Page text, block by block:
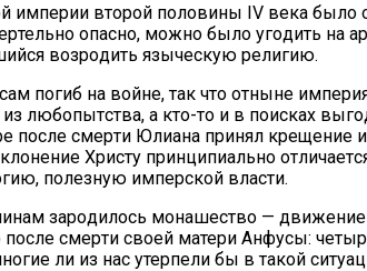
им­пе­рии вто­рой по­ло­ви­ны IV ве­ка
опас­но, мож­но бы­ло уго­дить
воз­ро­дить язы­че­скую ре­ли­гию.
по­гиб на войне, так что от­ныне
лю­бо­пыт­ства, а кто-то и в по­ис­ках
по­сле смер­ти Юли­а­на при­нял
Хри­сту прин­ци­пи­аль­но
по­лез­ную им­пер­ской вла­сти.
за­ро­ди­лось мо­на­ше­ство — дви­же­ние
смер­ти сво­ей ма­те­ри Ан­фу­сы:
ли из нас утер­пе­ли бы в та­кой